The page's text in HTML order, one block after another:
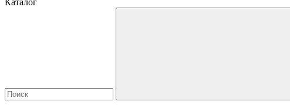
Каталог